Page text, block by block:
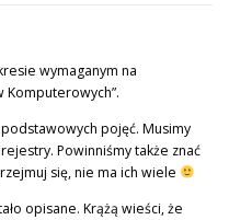
wymaganym na
Komputerowych”.
pojęć. Musimy
Powinniśmy także znać
się, nie ma ich wiele
opisane. Krążą wieści, że